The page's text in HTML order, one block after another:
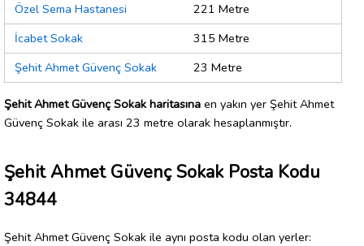
Özel Sema Hastanesi
221 Metre
İcabet Sokak
315 Metre
Şehit Ahmet Güvenç Sokak
23 Metre
Şehit Ahmet Güvenç Sokak haritasına en yakın yer Şehit Ahmet
Güvenç Sokak ile arası 23 metre olarak hesaplanmıştır.
Şehit Ahmet Güvenç Sokak Posta Kodu
34844
Şehit Ahmet Güvenç Sokak ile aynı posta kodu olan yerler: